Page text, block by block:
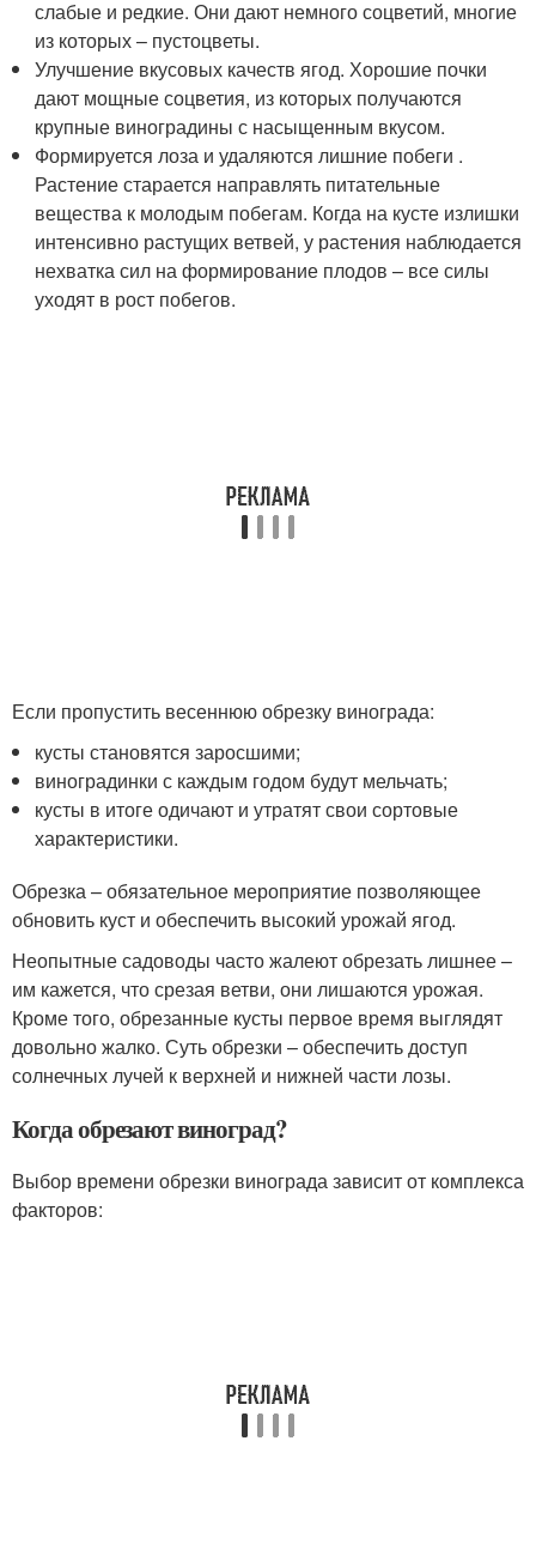
слабые и редкие. Они дают немного соцветий, многие
из которых – пустоцветы.
Улучшение вкусовых качеств ягод. Хорошие почки
дают мощные соцветия, из которых получаются
крупные виноградины с насыщенным вкусом.
Формируется лоза и удаляются лишние побеги .
Растение старается направлять питательные
вещества к молодым побегам. Когда на кусте излишки
интенсивно растущих ветвей, у растения наблюдается
нехватка сил на формирование плодов – все силы
уходят в рост побегов.
Если пропустить весеннюю обрезку винограда:
кусты становятся заросшими;
виноградинки с каждым годом будут мельчать;
кусты в итоге одичают и утратят свои сортовые
характеристики.
Обрезка – обязательное мероприятие позволяющее
обновить куст и обеспечить высокий урожай ягод.
Неопытные садоводы часто жалеют обрезать лишнее –
им кажется, что срезая ветви, они лишаются урожая.
Кроме того, обрезанные кусты первое время выглядят
довольно жалко. Суть обрезки – обеспечить доступ
солнечных лучей к верхней и нижней части лозы.
Когда обрезают виноград?
Выбор времени обрезки винограда зависит от комплекса
факторов: